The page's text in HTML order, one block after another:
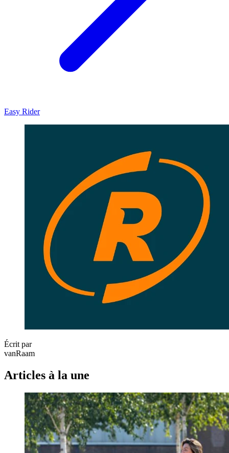
Easy Rider
Écrit par
vanRaam
Articles à la une